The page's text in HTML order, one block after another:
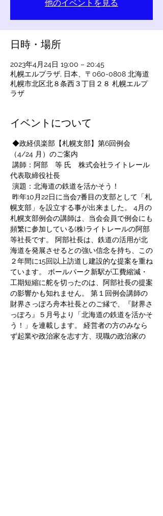
他のイベントを見る
日時・場所
2023年4月24日 19:00 – 20:45
札幌エルプラザ, 日本、〒060-0808 北海道
札幌市北区北８条西３丁目２８ 札幌エルプ
ラザ
イベントについて
◆政経倶楽部【札幌支部】第6回例会
（4/24 月）のご案内
講師：阿部　等 氏　株式会社ライトレール
代表取締役社長
演題：北海道の鉄道を活かそう！
昨年10月22日に当会7番目の支部として「札
幌支部」を設立する事が出来ました。 4月の
札幌支部例会の講師は、当会会員で例会にも
頻繁に参加している(株)ライトレールの阿部
等社長です。 阿部社長は、鉄道の活用が北
海道を発展させるとの強い信念を持ち、この
２年間に15回以上訪道し建設的な提案を重ね
ています。 ボールパーク新駅が工費縮減・
工期短縮に舵を切ったのは、阿部社長の提案
の影響かも知れません。 第１回例会講師の
財界さっぽろ舟本社長とのご縁で、『財界さ
っぽろ』５月号より「北海道の鉄道を活かそ
う！」を連載します。 経営者の方のみなら
ず起業や政治家を志す方、現職の政治家の